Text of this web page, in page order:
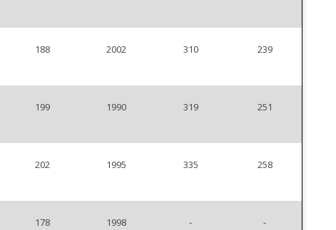
188 2002 310 239
199 1990 319 251
202 1995 335 258
178 1998 - -